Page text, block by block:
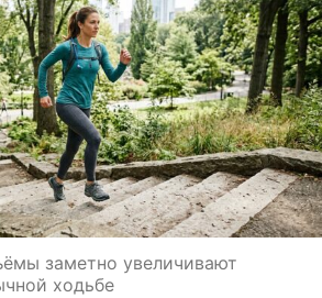
заметно увеличивают
ходьбе